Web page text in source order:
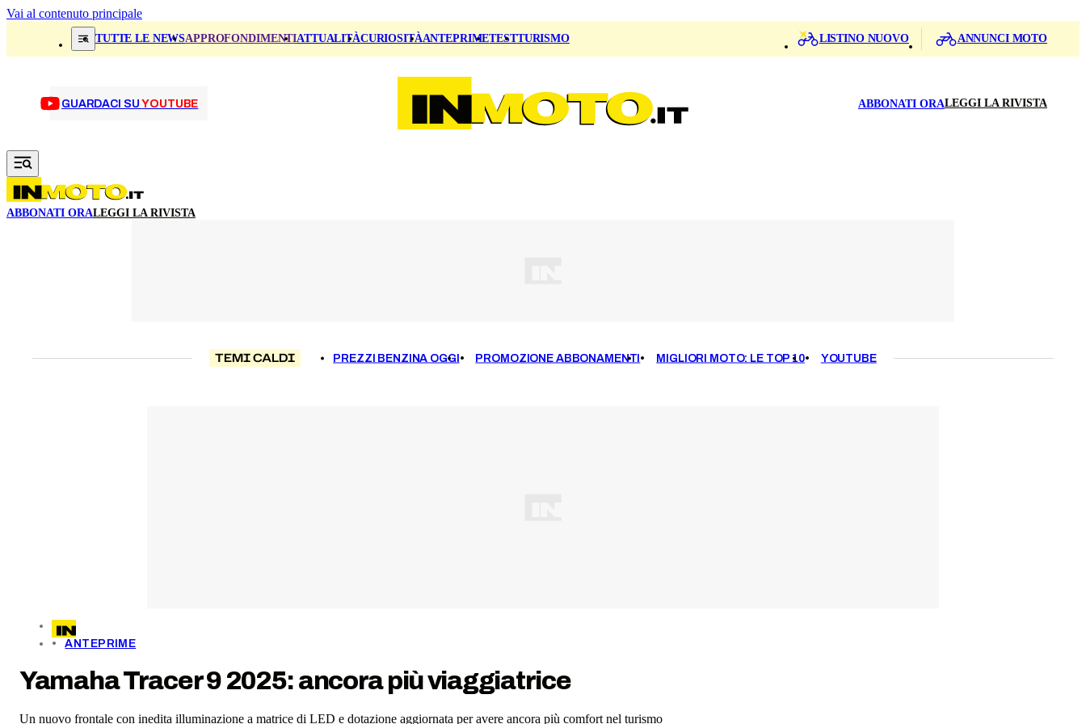
Vai al contenuto principale
TUTTE LE NEWSAPPROFONDIMENTIATTUALITÀCURIOSITÀANTEPRIMETESTTURISMO LISTINO NUOVO ANNUNCI MOTO
GUARDACI SUYOUTUBE ABBONATI ORALEGGI LA RIVISTA
ABBONATI ORALEGGI LA RIVISTA
TEMI CALDI PREZZI BENZINA OGGI PROMOZIONE ABBONAMENTI MIGLIORI MOTO: LE TOP 10 YOUTUBE
ANTEPRIME
Yamaha Tracer 9 2025: ancora più viaggiatrice
Un nuovo frontale con inedita illuminazione a matrice di LED e dotazione aggiornata per avere ancora più comfort nel turismo